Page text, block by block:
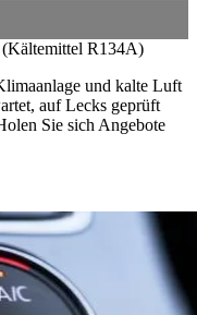
(Kältemittel R134A)
und kalte Luft
auf Lecks geprüft
Sie sich Angebote